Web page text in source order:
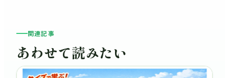
関連記事
あわせて読みたい